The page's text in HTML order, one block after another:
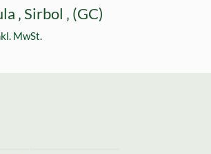
‚ Sirbol ‚ (GC)
MwSt.